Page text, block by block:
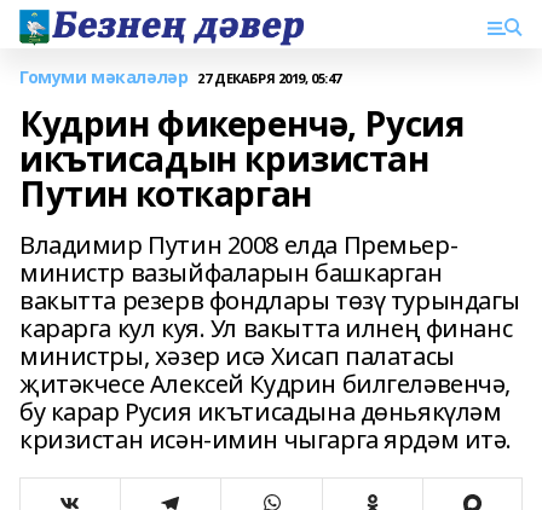
Гомуми мәкаләләр 27 ДЕКАБРЯ 2019, 05:47
Кудрин фикеренчә, Русия
икътисадын кризистан
Путин коткарган
Владимир Путин 2008 елда Премьер-
министр вазыйфаларын башкарган
вакытта резерв фондлары төзү турындагы
карарга кул куя. Ул вакытта илнең финанс
министры, хәзер исә Хисап палатасы
җитәкчесе Алексей Кудрин билгеләвенчә,
бу карар Русия икътисадына дөньякүләм
кризистан исән-имин чыгарга ярдәм итә.